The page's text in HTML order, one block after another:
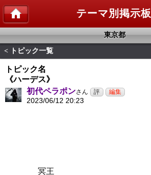
テーマ別掲示板
東京都
< トピック一覧
トピック名
《ハーデス》
初代ペラポンさん
2023/06/12 20:23
冥王